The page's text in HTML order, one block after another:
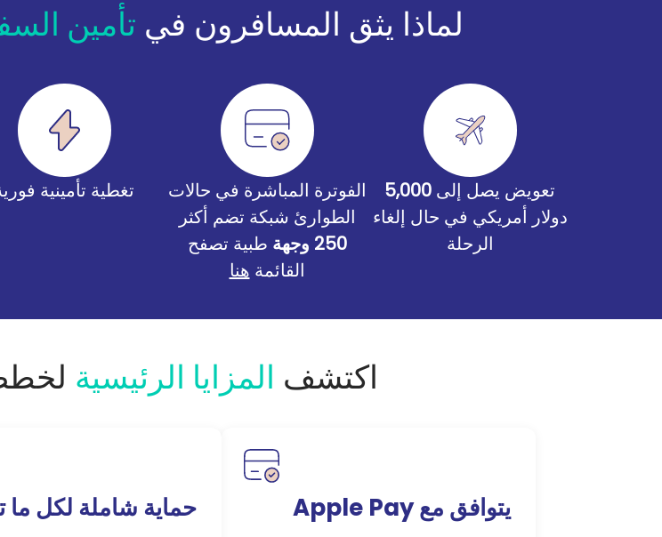
لماذا يثق المسافرون في تأمين
تعويض يصل إلى 5,000
دولار أمريكي في حال إلغاء
الرحلة
الفوترة المباشرة في حالات
الطوارئ شبكة تضم أكثر
250 وجهة
طبية تصفح
القائمة هنا
تغطية تأمينية
اكتشف المزايا الرئيسية
يتوافق مع Apple Pay حماية شاملة لكل ما